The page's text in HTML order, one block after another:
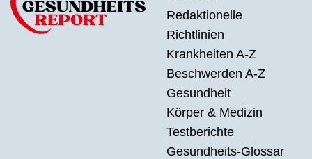
Redaktionelle
Richtlinien
Krankheiten A-Z
Beschwerden A-Z
Gesundheit
Körper & Medizin
Testberichte
Gesundheits-Glossar